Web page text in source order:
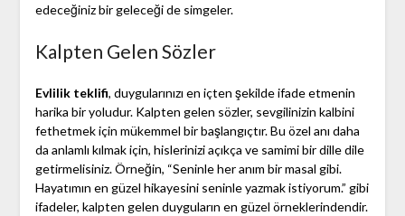
edeceğiniz bir geleceği de simgeler.
Kalpten Gelen Sözler
Evlilik teklifi, duygularınızı en içten şekilde ifade etmenin
harika bir yoludur. Kalpten gelen sözler, sevgilinizin kalbini
fethetmek için mükemmel bir başlangıçtır. Bu özel anı daha
da anlamlı kılmak için, hislerinizi açıkça ve samimi bir dille dile
getirmelisiniz. Örneğin, “Seninle her anım bir masal gibi.
Hayatımın en güzel hikayesini seninle yazmak istiyorum.” gibi
ifadeler, kalpten gelen duyguların en güzel örneklerindendir.